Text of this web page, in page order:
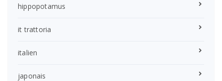
hippopotamus
it trattoria
italien
japonais